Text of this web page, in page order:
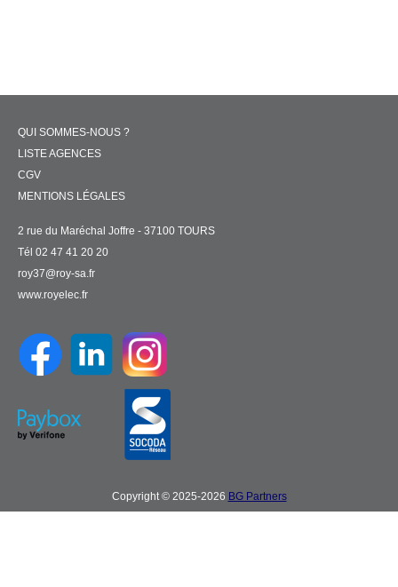
QUI SOMMES-NOUS ?
LISTE AGENCES
CGV
MENTIONS LÉGALES
2 rue du Maréchal Joffre - 37100 TOURS
Tél 02 47 41 20 20
roy37@roy-sa.fr
www.royelec.fr
Copyright © 2025-2026 BG Partners